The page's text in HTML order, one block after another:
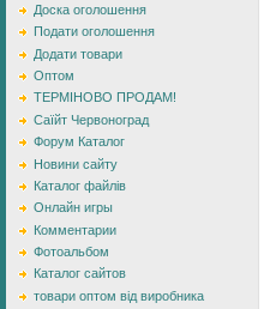
Доска оголошення
Подати оголошення
Додати товари
Оптом
ТЕРМІНОВО ПРОДАМ!
Саїйт Червоноград
Форум Каталог
Новини сайту
Каталог файлів
Онлайн игры
Комментарии
Фотоальбом
Каталог сайтов
товари оптом від виробника